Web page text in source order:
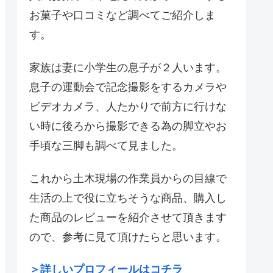
お菓子や口コミなど調べてご紹介しま
す。
家族は妻に小学生の息子が２人います。
息子の運動会で記念撮影をするカメラや
ビデオカメラ、人たかりで前方に行けな
い時に後ろから撮影できる為の脚立やお
手頃な三脚も調べて見ました。
これから土木現場の作業員からの目線で
生活の上で役に立ちそうな商品、購入し
た商品のレビューを紹介させて頂きます
ので、参考に見て頂けたらと思います。
＞詳しいプロフィールはコチラ